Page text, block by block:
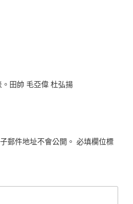
田帥 毛亞偉 杜弘揚
郵件地址不會公開。 必填欄位標